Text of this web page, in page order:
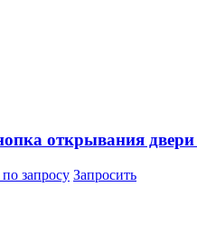
открывания
запросу Запросить